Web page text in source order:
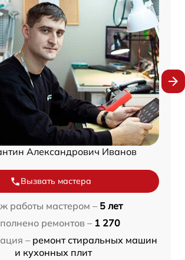
Александрович Иванов
Вызвать мастера
работы мастером – 5 лет
ремонтов – 1 270
– ремонт стиральных машин
и кухонных плит